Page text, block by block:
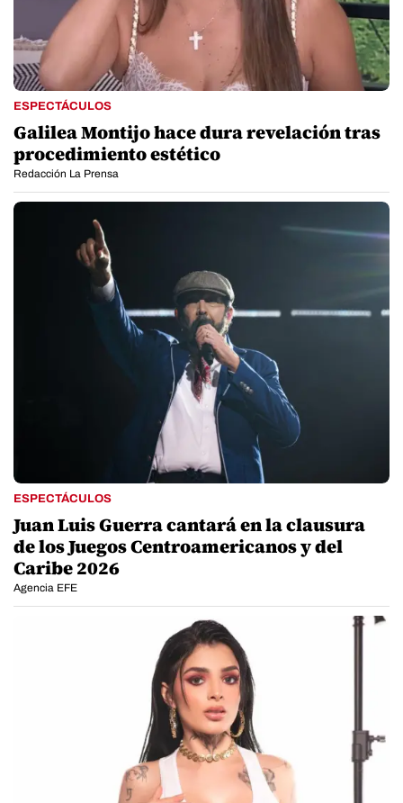
ESPECTÁCULOS
Galilea Montijo hace dura revelación tras
procedimiento estético
Redacción La Prensa
ESPECTÁCULOS
Juan Luis Guerra cantará en la clausura
de los Juegos Centroamericanos y del
Caribe 2026
Agencia EFE